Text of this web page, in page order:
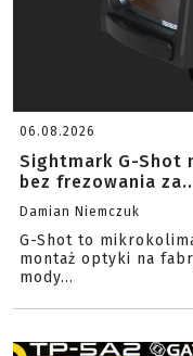
06.08.2026
Sightmark G-Shot
bez frezowania
Damian Niemczuk
G-Shot to
montaż optyki na
mody...